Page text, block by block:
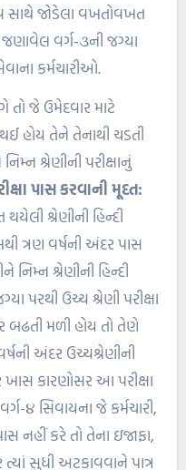
સાથે જોડેલા વખતોવખત
જણાવેલ વર્ગ-૩ની જગ્યા
કર્મચારીઓ.
તો જે ઉમેદવાર માટે
હોય તેને તેનાથી ચડતી
શ્રેણીની પરીક્ષાનું
પાસ કરવાની મૂદત:
થયેલી શ્રેણીની હિન્દી
ત્રણ વર્ષની અંદર પાસ
નિમ્ન શ્રેણીની હિન્દી
પરથી ઉચ્ચ શ્રેણી પરીક્ષા
બઢતી મળી હોય તો તેણે
અંદર ઉચ્ચશ્રેણીની
ખાસ કારણોસર આ પરીક્ષા
૪ સિવાયના જે કર્મચારી,
નહીં કરે તો તેના ઇજાફા,
સુધી અટકાવવાને પાત્ર